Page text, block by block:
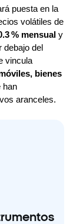
volátiles de
% mensual y
debajo del
vincula
bienes
han
aranceles.